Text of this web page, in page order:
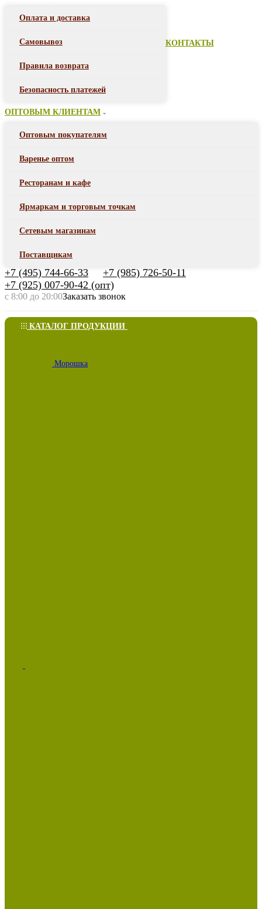
Оплата и доставка
Самовывоз
Правила возврата
Безопасность платежей
КОНТАКТЫ
ОПТОВЫМ КЛИЕНТАМ
Оптовым покупателям
Варенье оптом
Ресторанам и кафе
Ярмаркам и торговым точкам
Сетевым магазинам
Поставщикам
+7 (495) 744-66-33
+7 (985) 726-50-11
+7 (925) 007-90-42 (опт)
с 8:00 до 20:00Заказать звонок
КАТАЛОГ ПРОДУКЦИИ
Морошка